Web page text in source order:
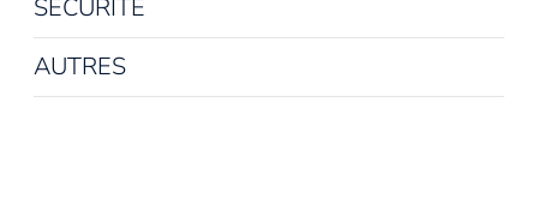
SÉCURITÉ
AUTRES